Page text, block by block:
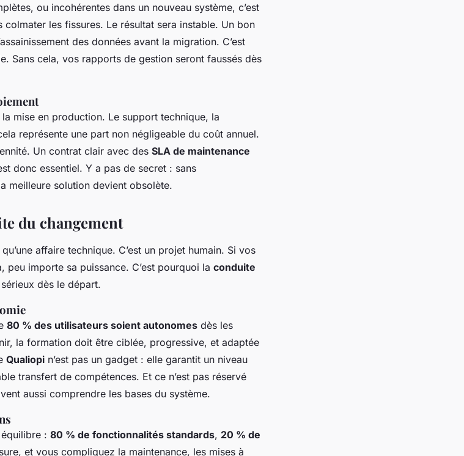
ou incohérentes dans un nouveau système, c’est
colmater les fissures. Le résultat sera instable. Un bon
des données avant la migration. C’est
Sans cela, vos rapports de gestion seront faussés dès
mise en production. Le support technique, la
représente une part non négligeable du coût annuel.
Un contrat clair avec des SLA de maintenance
donc essentiel. Y a pas de secret : sans
meilleure solution devient obsolète.
du changement
qu’une affaire technique. C’est un projet humain. Si vos
peu importe sa puissance. C’est pourquoi la conduite
dès le départ.
80 % des utilisateurs soient autonomes dès les
la formation doit être ciblée, progressive, et adaptée
Qualiopi n’est pas un gadget : elle garantit un niveau
transfert de compétences. Et ce n’est pas réservé
aussi comprendre les bases du système.
équilibre : 80 % de fonctionnalités standards, 20 % de
et vous compliquez la maintenance, les mises à